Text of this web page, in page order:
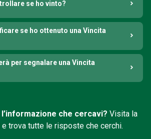
se ho vinto?
se ho ottenuto una Vincita
per segnalare una Vincita
che cercavi? Visita la
e trova tutte le risposte che cerchi.